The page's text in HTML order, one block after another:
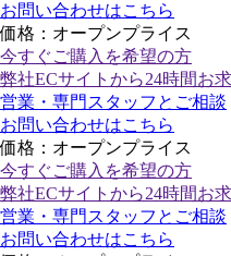
お問い合わせはこちら
価格：オープンプライス
今すぐご購入 を希望の方
弊社ECサイトから24時間お
営業・専門スタッフとご相談
お問い合わせはこちら
価格：オープンプライス
今すぐご購入 を希望の方
弊社ECサイトから24時間お
営業・専門スタッフとご相談
お問い合わせはこちら